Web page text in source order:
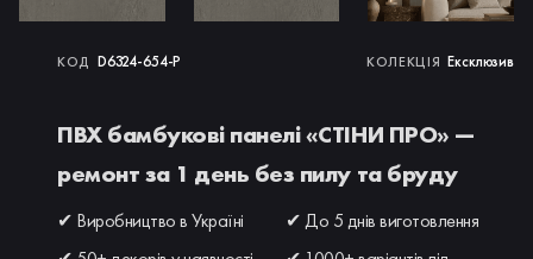
КОД D6324-654-P КОЛЕКЦІЯ Ексклюзив
ПВХ бамбукові панелі «СТІНИ ПРО» —
ремонт за 1 день без пилу та бруду
✔ Виробництво в Україні
✔ До 5 днів виготовлення